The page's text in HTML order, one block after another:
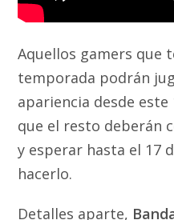
Aquellos gamers que
temporada podrán
apariencia desde
que el resto deberán
y esperar hasta el 17
hacerlo.
Detalles aparte,